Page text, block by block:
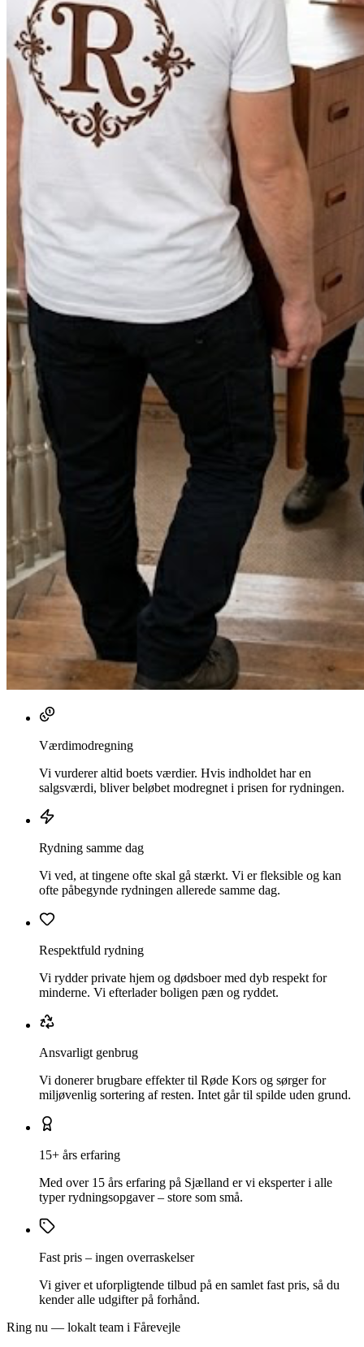
Værdimodregning
Vi vurderer altid boets værdier. Hvis indholdet har en
salgsværdi, bliver beløbet modregnet i prisen for rydningen.
Rydning samme dag
Vi ved, at tingene ofte skal gå stærkt. Vi er fleksible og kan
ofte påbegynde rydningen allerede samme dag.
Respektfuld rydning
Vi rydder private hjem og dødsboer med dyb respekt for
minderne. Vi efterlader boligen pæn og ryddet.
Ansvarligt genbrug
Vi donerer brugbare effekter til Røde Kors og sørger for
miljøvenlig sortering af resten. Intet går til spilde uden grund.
15+ års erfaring
Med over 15 års erfaring på Sjælland er vi eksperter i alle
typer rydningsopgaver – store som små.
Fast pris – ingen overraskelser
Vi giver et uforpligtende tilbud på en samlet fast pris, så du
kender alle udgifter på forhånd.
Ring nu — lokalt team i Fårevejle